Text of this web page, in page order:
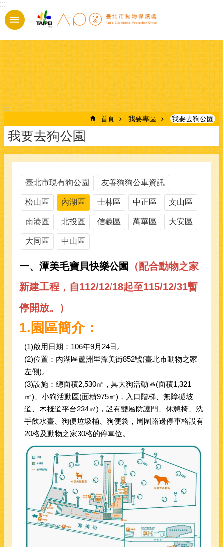
跳到主要內容區塊
:::
:::
首頁 我要專區 我要去狗公園
我要去狗公園
臺北市現有狗公園 友善狗狗公車資訊
松山區 內湖區 士林區 中正區 文山區
南港區 北投區 信義區 萬華區 大安區
大同區 中山區
一、潭美毛寶貝快樂公園
（配合動物之家
新建工程，自112/12/18起至115/12/31暫
停開放。）
1. 園區簡介：
(1)啟用日期：106年9月24日。
(2)位置：內湖區蘆洲里潭美街852號(臺北市動物之家
左側)。
(3)設施：總面積2,530㎡，具大狗活動區(面積1,321
㎡)、小狗活動區(面積975㎡)，入口階梯、無障礙坡
道、木棧道平台234㎡)，設有雙層防護門、休憩椅、洗
手飲水臺、狗便垃圾桶、狗便袋，周圍路邊停車格設有
20格及動物之家30格的停車位。